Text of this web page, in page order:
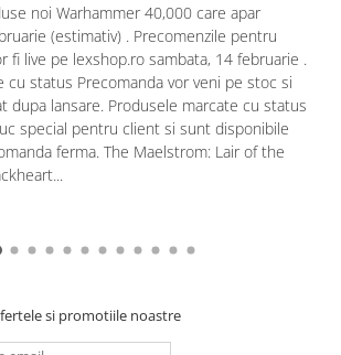
noi Warhammer 40,000 care apar
(estimativ) . Precomenzile pentru
fi live pe lexshop.ro sambata, 14 februarie .
cu status Precomanda vor veni pe stoc si
dupa lansare. Produsele marcate cu status
special pentru client si sunt disponibile
ferma. The Maelstrom: Lair of the
si promotiile noastre